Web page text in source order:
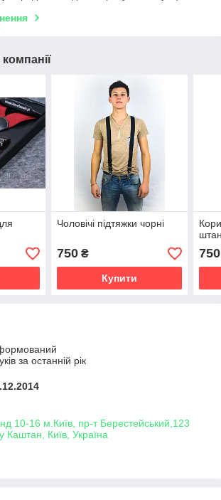
Чоловічі підтяжки чорні
750₴
Купити
750
за останній рік
10-16 м.Київ, пр-т Берестейський,123
Каштан, Київ, Україна